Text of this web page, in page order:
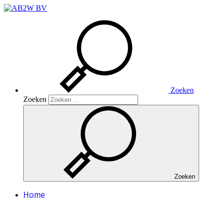
Zoeken
Zoeken
Zoeken
Home